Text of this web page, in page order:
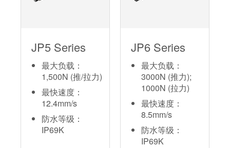
JP5 Series
最大负载：
1,500N (推/拉力)
最快速度：
12.4mm/s
防水等级：
IP69K
JP6 Series
最大负载：
3000N (推力);
1000N (拉力)
最快速度：
8.5mm/s
防水等级：
IP69K